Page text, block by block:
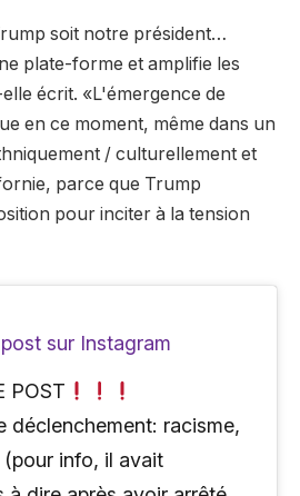
soit notre président…
plate-forme et amplifie les
écrit. «L'émergence de
en ce moment, même dans un
/ culturellement et
parce que Trump
pour inciter à la tension
sur Instagram
POST
déclenchement: racisme,
info, il avait